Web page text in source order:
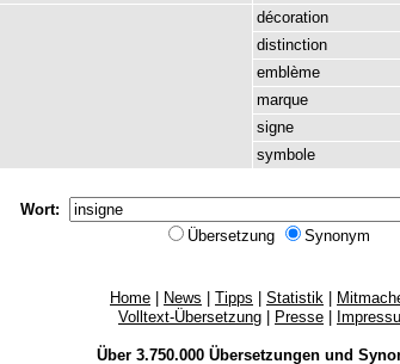
décoration
distinction
emblème
marque
signe
symbole
Wort:
Übersetzung
Synonym
Home News Tipps Statistik
Volltext-Übersetzung
Presse
Über 3.750.000 Übersetzungenund